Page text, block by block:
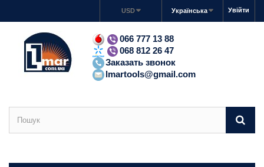
Увійти
Українська
USD
066 777 13 88
068 812 26 47
Заказать звонок
lmartools@gmail.com